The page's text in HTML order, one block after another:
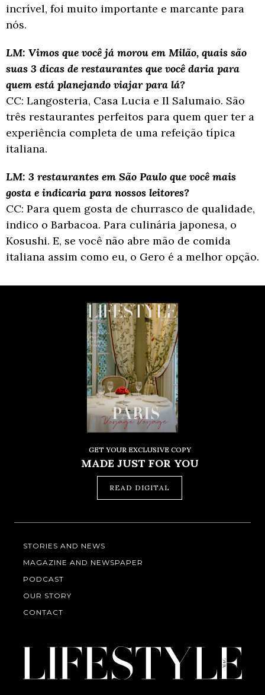
incrível, foi muito importante e marcante para
nós.
LM: Vimos que você já morou em Milão, quais são
suas 3 dicas de restaurantes que você daria para
quem está planejando viajar para lá?
CC: Langosteria, Casa Lucia e Il Salumaio. São
três restaurantes perfeitos para quem quer ter a
experiência completa de uma refeição típica
italiana.
LM: 3 restaurantes em São Paulo que você mais
gosta e indicaria para nossos leitores?
CC: Para quem gosta de churrasco de qualidade,
indico o Barbacoa. Para culinária japonesa, o
Kosushi. E, se você não abre mão de comida
italiana assim como eu, o Gero é a melhor opção.
GET YOUR EXCLUSIVE COPY
MADE JUST FOR YOU
READ DIGITAL
STORIES AND NEWS
MAGAZINE AND NEWSPAPER
PODCAST
OUR STORY
CONTACT